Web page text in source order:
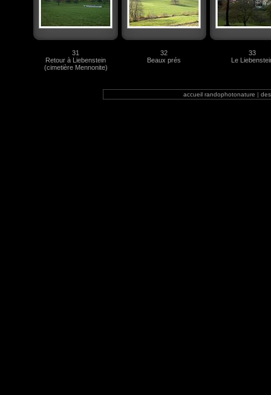
31
Retour à Liebenstein
(cimetière Mennonite)
32
Beaux prés
33
Le
accueil randophotonature |